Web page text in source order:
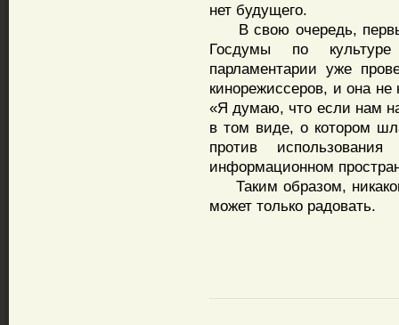
нет будущего.
В свою очередь,
Госдумы по
парламентарии уже
кинорежиссеров, и она
«Я думаю, что если нам
в том виде, о котором
против
информационном
Таким образом,
может только радовать.